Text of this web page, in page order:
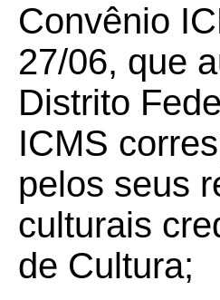
Convênio
27/06, que
Distrito
ICMS
pelos seus
culturais
de Cultura;